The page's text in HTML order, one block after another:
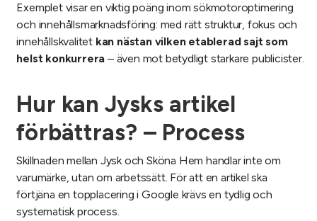
Exemplet visar en viktig poäng inom sökmotoroptimering
och innehållsmarknadsföring: med rätt struktur, fokus och
innehållskvalitet kan nästan vilken etablerad sajt som
helst konkurrera – även mot betydligt starkare publicister.
Hur kan Jysks artikel
förbättras? – Process
Skillnaden mellan Jysk och Sköna Hem handlar inte om
varumärke, utan om arbetssätt. För att en artikel ska
förtjäna en topplacering i Google krävs en tydlig och
systematisk process.